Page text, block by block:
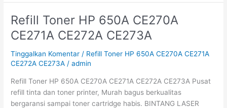
Refill Toner HP 650A CE270A
CE271A CE272A CE273A
Tinggalkan Komentar / Refill Toner HP 650A CE270A CE271A
CE272A CE273A /admin
Refill Toner HP 650A CE270A CE271A CE272A CE273A Pusat
refill tinta dan toner printer, Murah bagus berkualitas
bergaransi sampai toner cartridge habis. BINTANG LASER
Refill
Toner
HP
650A
CE270A
CE272A
CE273A